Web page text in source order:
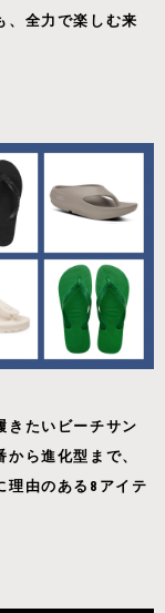
、全力で楽しむ来
きたいビーチサン
から進化型まで、
理由のある8アイテ